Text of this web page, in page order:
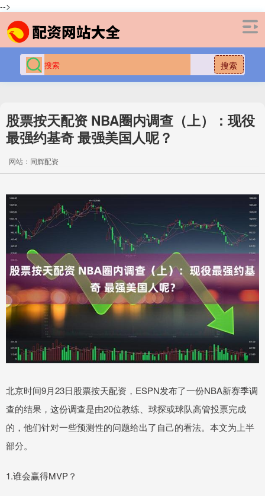
-->
搜索
股票按天配资 NBA圈内调查（上）：现役
最强约基奇 最强美国人呢？
网站：同辉配资
北京时间9月23日股票按天配资，ESPN发布了一份NBA新赛季调
查的结果，这份调查是由20位教练、球探或球队高管投票完成
的，他们针对一些预测性的问题给出了自己的看法。本文为上半
部分。
1.谁会赢得MVP？